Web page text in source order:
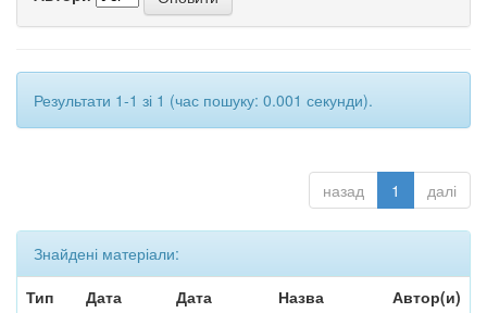
Результати 1-1 зі 1 (час пошуку: 0.001 секунди).
назад 1 далі
Знайдені матеріали:
Тип
Дата
Дата
Назва Автор(и)